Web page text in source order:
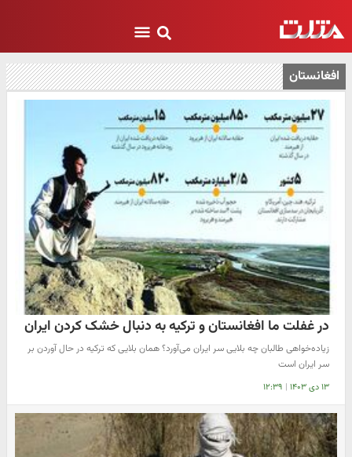
افغانستان
در غفلت ما افغانستان و ترکیه به دنبال خشک کردن ایران
زیاده‌خواهی طالبان چه بلایی سر ایران می‌آورد؟ همان بلایی که ترکیه در حال آوردن بر
سر ایران است
۱۳ دی ۱۴۰۳ | ۱۲:۳۹